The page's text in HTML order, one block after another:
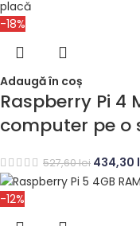
-18%
Adaugă în coș
Raspberry Pi 4
computer pe o
527,60lei 434,30
-12%